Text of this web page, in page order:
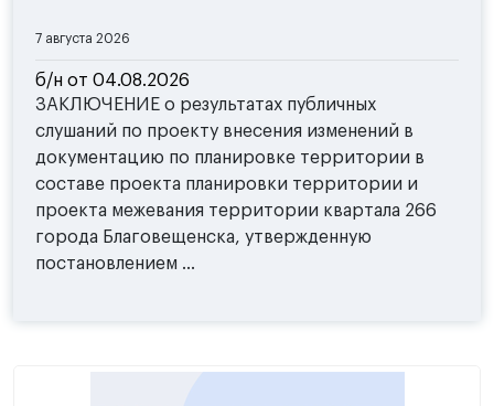
7 августа 2026
б/н от 04.08.2026
ЗАКЛЮЧЕНИЕ о результатах публичных
слушаний по проекту внесения изменений в
документацию по планировке территории в
составе проекта планировки территории и
проекта межевания территории квартала 266
города Благовещенска, утвержденную
постановлением ...